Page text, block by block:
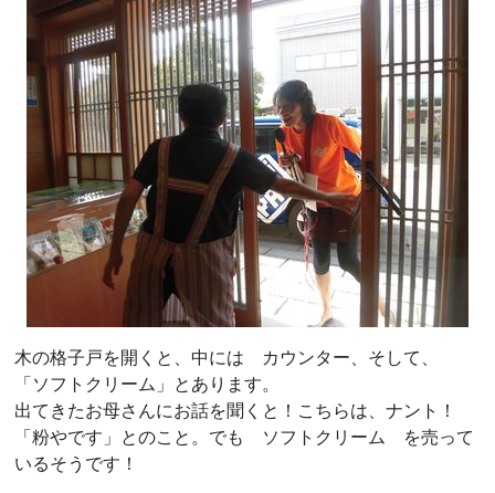
木の格子戸を開くと、中には カウンター、そして、
「ソフトクリーム」とあります。
出てきたお母さんにお話を聞くと！こちらは、ナント！
「粉やです」とのこと。でも ソフトクリーム を売って
いるそうです！